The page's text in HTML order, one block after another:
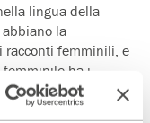
lingua della
abbiano la
racconti femminili, e
femminile ha i
dei fatti ed
eroi e imprese